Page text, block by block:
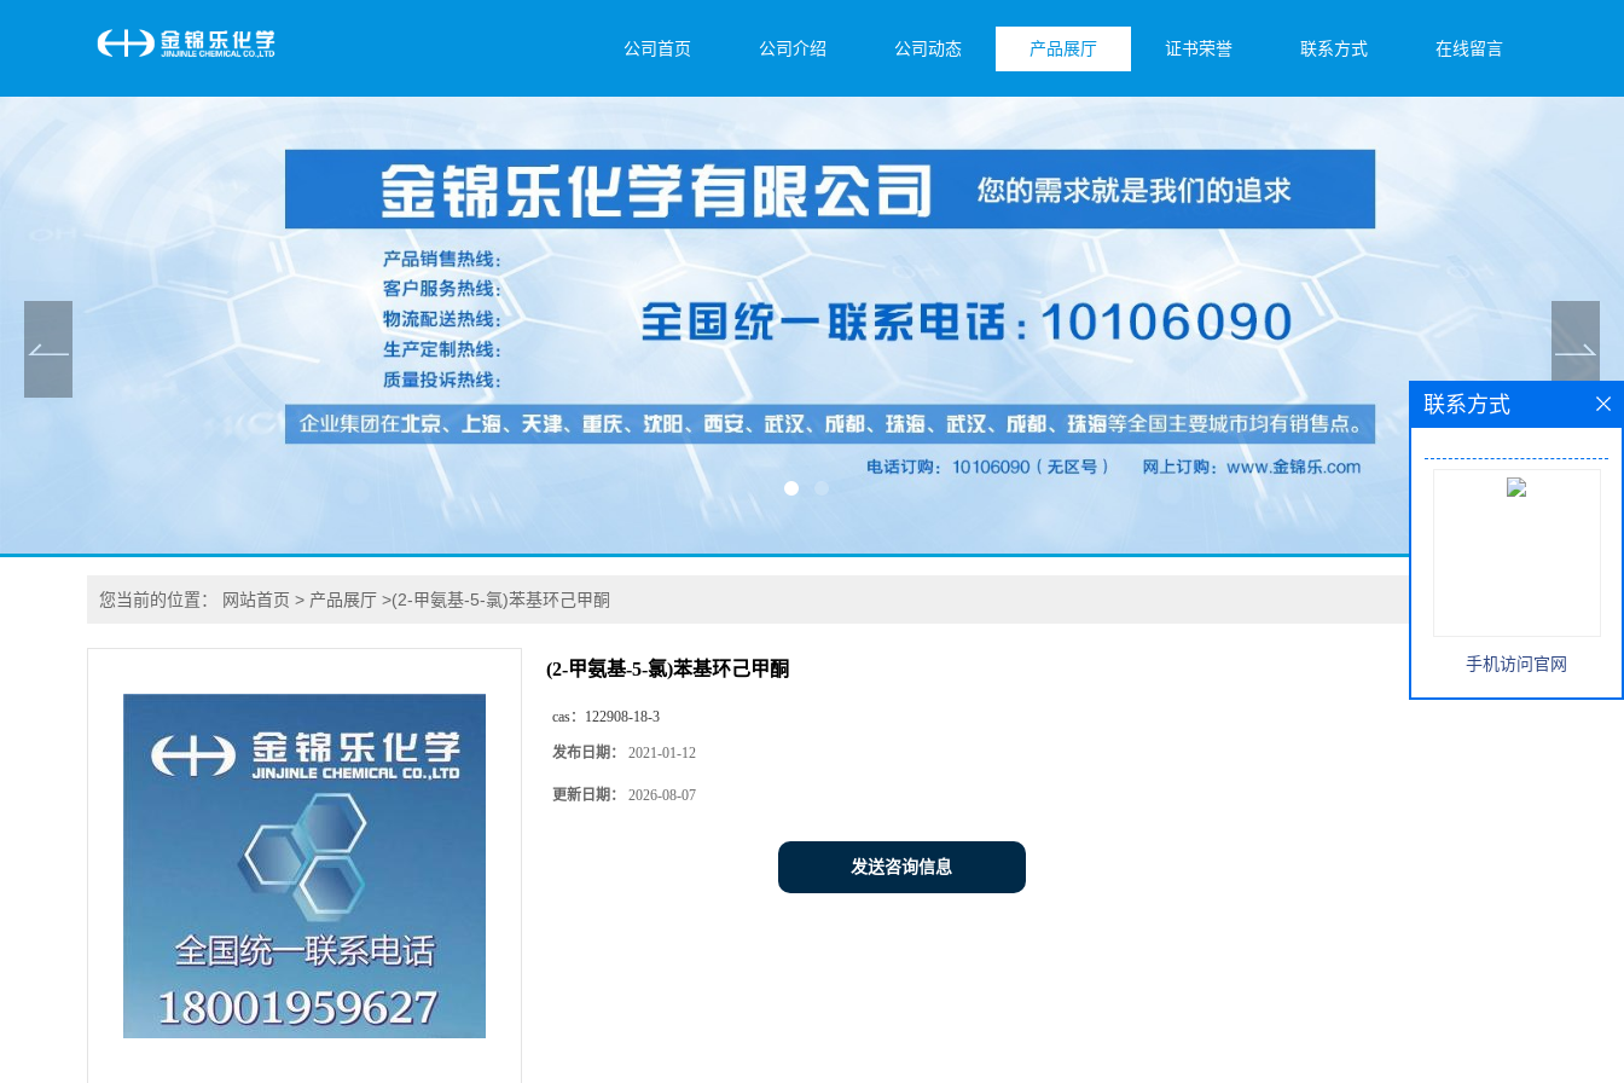
公司首页 公司介绍 公司动态 产品展厅 证书荣誉 联系方式 在线留言
您当前的位置： 网站首页 > 产品展厅 >(2-甲氨基-5-氯)苯基环己甲酮
(2-甲氨基-5-氯)苯基环己甲酮
cas： 122908-18-3
发布日期： 2021-01-12
更新日期： 2026-08-07
发送咨询信息
联系方式
手机访问官网